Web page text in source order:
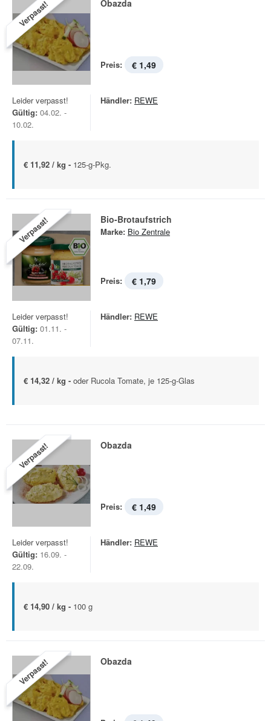
Verpasst! Obazda
Preis: € 1,49
Leider verpasst!
Gültig: 04.02. -
10.02.
Händler: REWE
€ 11,92 / kg - 125-g-Pkg.
Verpasst! Bio-Brotaufstrich
Marke: Bio Zentrale
Preis: € 1,79
Leider verpasst!
Gültig: 01.11. -
07.11.
Händler: REWE
€ 14,32 / kg - oder Rucola Tomate, je 125-g-Glas
Verpasst! Obazda
Preis: € 1,49
Leider verpasst!
Gültig: 16.09. -
22.09.
Händler: REWE
€ 14,90 / kg - 100 g
Verpasst! Obazda